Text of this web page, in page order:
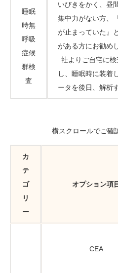
睡眠
時無
呼吸
症候
群検
査
いびきをかく、昼
集中力がない方、
が止まっていた』
がある方にお勧め
社よりご自宅に
し、睡眠時に装着
ータを後日、解析
横スクロールでご確
カ
テ
ゴ
リ
ー
オプション項
CEA